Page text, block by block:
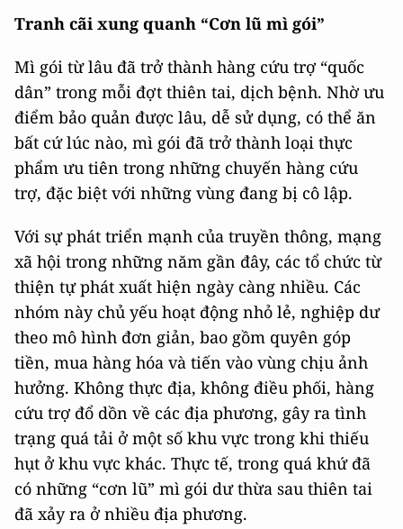
Tranh cãi xung quanh “Cơn lũ mì gói”
Mì gói từ lâu đã trở thành hàng cứu trợ “quốc
dân” trong mỗi đợt thiên tai, dịch bệnh. Nhờ ưu
điểm bảo quản được lâu, dễ sử dụng, có thể ăn
bất cứ lúc nào, mì gói đã trở thành loại thực
phẩm ưu tiên trong những chuyến hàng cứu
trợ, đặc biệt với những vùng đang bị cô lập.
Với sự phát triển mạnh của truyền thông, mạng
xã hội trong những năm gần đây, các tổ chức từ
thiện tự phát xuất hiện ngày càng nhiều. Các
nhóm này chủ yếu hoạt động nhỏ lẻ, nghiệp dư
theo mô hình đơn giản, bao gồm quyên góp
tiền, mua hàng hóa và tiến vào vùng chịu ảnh
hưởng. Không thực địa, không điều phối, hàng
cứu trợ đổ dồn về các địa phương, gây ra tình
trạng quá tải ở một số khu vực trong khi thiếu
hụt ở khu vực khác. Thực tế, trong quá khứ đã
có những “cơn lũ” mì gói dư thừa sau thiên tai
đã xảy ra ở nhiều địa phương.